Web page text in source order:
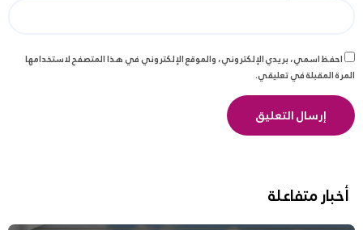
احفظ اسمي، بريدي الإلكتروني، والموقع الإلكتروني في هذا المتصفح لاستخدامها
المرة المقبلة في تعليقي.
أخبار متفاعلة